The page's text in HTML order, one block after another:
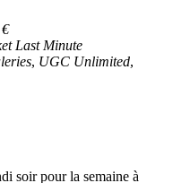
Last Minute
, UGC Unlimited,
soir pour la semaine à